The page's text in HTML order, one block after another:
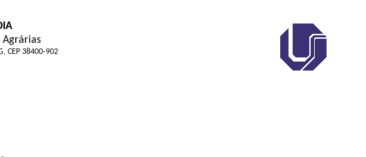
Agrárias
CEP 38400-902